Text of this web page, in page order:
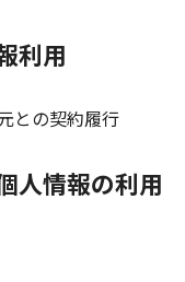
利用
との契約履行
人情報の利用